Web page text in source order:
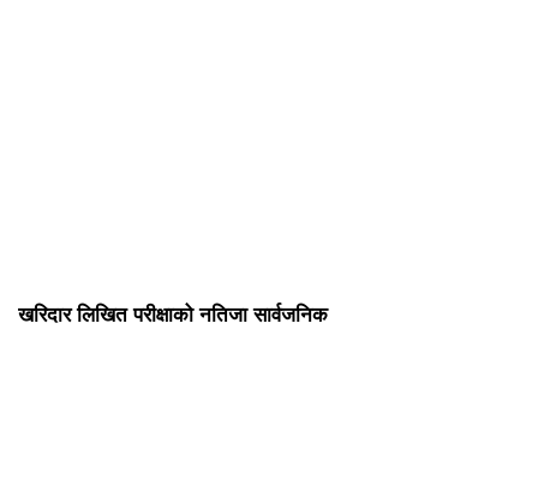
खरिदार लिखित परीक्षाको नतिजा सार्वजनिक